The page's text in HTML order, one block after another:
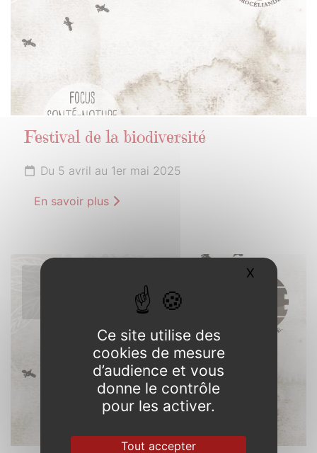
Festival de la biodiversité
Du 5 avril au 1er mai 2025
En savoir plus
Ce site utilise des
cookies de mesure
d’audience et vous
donne le contrôle
pour les activer.
Tout accepter
X Masquer